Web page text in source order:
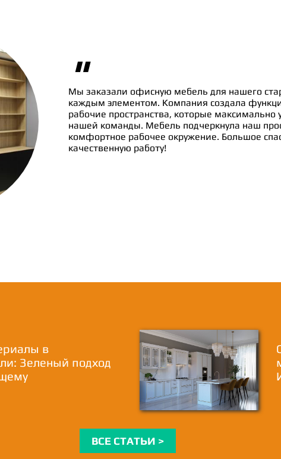
"
Мы заказали офисную мебель для нашего
каждым элементом. Компания создала
рабочие пространства, которые максимально
нашей команды. Мебель подчеркнула наш
комфортное рабочее окружение. Большое
качественную работу!
в
Зеленый подход
ВСЕ СТАТЬИ >